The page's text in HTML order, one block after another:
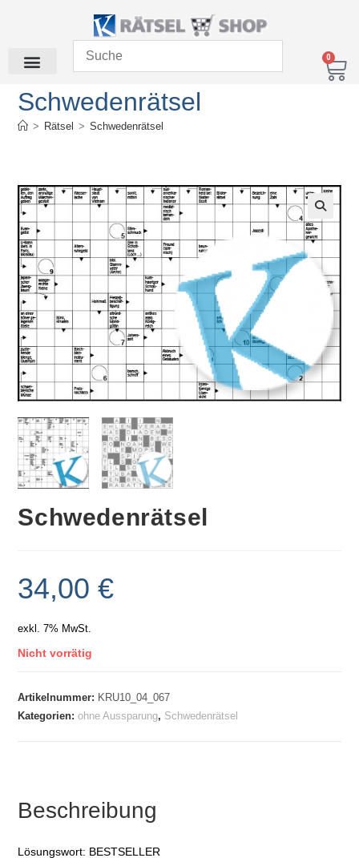
0
Schwedenrätsel
> Rätsel > Schwedenrätsel
Schwedenrätsel
34,00€
exkl. 7% MwSt.
Nicht vorrätig
Artikelnummer: KRU10_04_067
Kategorien:ohne Aussparung, Schwedenrätsel
Beschreibung
Lösungswort: BESTSELLER